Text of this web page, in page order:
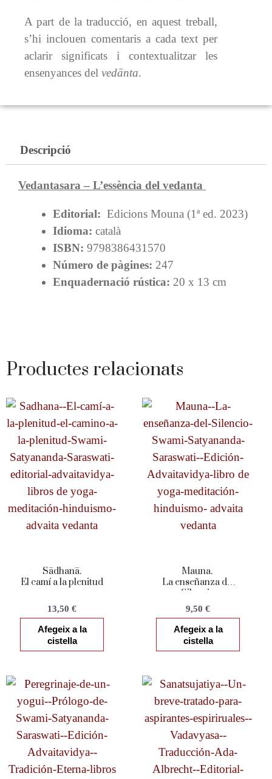
A part de la traducció, en aquest treball,
s’hi inclouen comentaris a cada text per
aclarir significats i contextualitzar les
ensenyances del vedānta.
Descripció
Vedantasara – L’essència del vedanta
Editorial: Edicions Mouna (1ª ed. 2023)
Idioma: català
ISBN: 9798386431570
Número de pàgines: 247
Enquadernació rústica: 20 x 13 cm
Productes relacionats
Sādhanā.
El camí a la plenitud
13,50 €
Afegeix a la
cistella
Mauna.
La enseñanza del
Silencio
9,50 €
Afegeix a la
cistella